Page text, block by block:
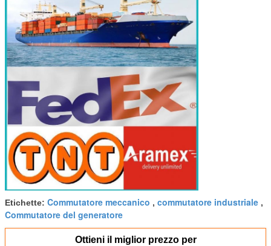
Etichette: Commutatore meccanico , commutatore industriale ,
Commutatore del generatore
Ottieni il miglior prezzo per